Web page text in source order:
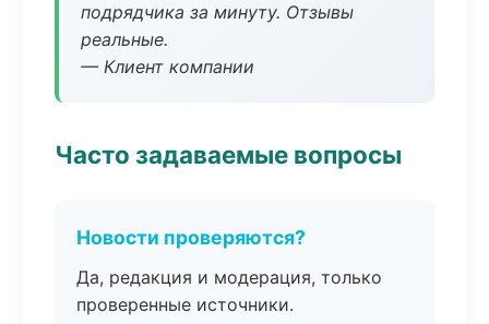
подрядчика за минуту. Отзывы
реальные.
— Клиент компании
Часто задаваемые вопросы
Новости проверяются?
Да, редакция и модерация, только
проверенные источники.